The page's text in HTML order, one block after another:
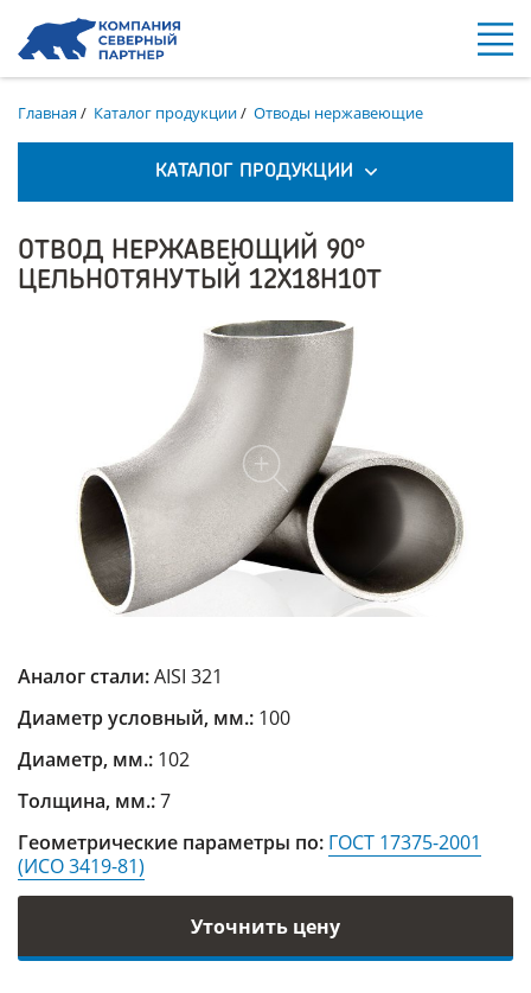
Главная/ Каталог продукции/ Отводы нержавеющие
КАТАЛОГ ПРОДУКЦИИ
ОТВОД НЕРЖАВЕЮЩИЙ 90°
ЦЕЛЬНОТЯНУТЫЙ 12Х18Н10Т
Аналог стали:AISI 321
Диаметр условный, мм.: 100
Диаметр, мм.: 102
Толщина, мм.:7
Геометрические параметры по: ГОСТ 17375-2001
(ИСО 3419-81)
Уточнить цену